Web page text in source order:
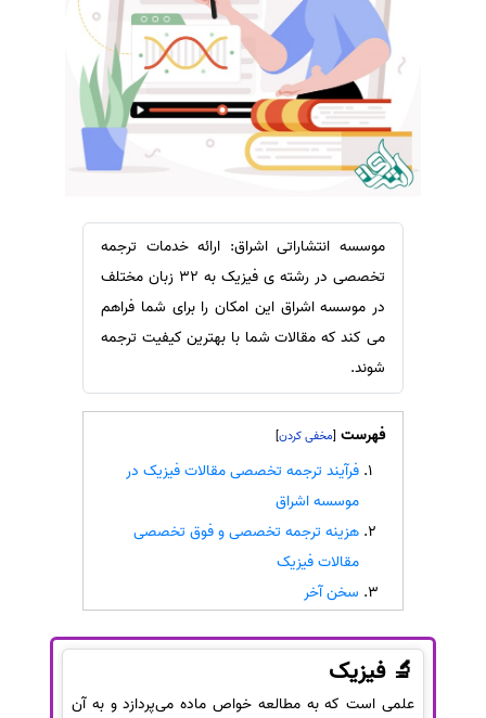
ترجمه عربی به فارسی
مشاهده همه زبان ها
سفارش ویرایش
سفارش پارافریز
سفارش فرمت‌بندی
سفارش کاهش کمیت
سفارش معرفی مجله
سفارش معرفی کتاب
سفارش چکیده مبسوط
سفارش ترجمه مولتی‌مدیا
سفارش گویندگی
سفارش تولید محتوا
سفارش ترجمه همزمان
سفارش چکیده گرافیکی
سفارش تهیه کاورلتر
سفارش انگیزه‌نامه‌SOP
موسسه انتشاراتی اشراق: ارائه خدمات ترجمه
تخصصی در رشته ی فیزیک به 32 زبان مختلف
در موسسه اشراق این امکان را برای شما فراهم
می کند که مقالات شما با بهترین کیفیت ترجمه
شوند.
فهرست [
]
فرآیند ترجمه تخصصی مقالات فیزیک در
موسسه اشراق
هزینه ترجمه تخصصی و فوق تخصصی
مقالات فیزیک
سخن آخر
🔬 فیزیک
علمی است که به مطالعه خواص ماده می‌پردازد و به آن